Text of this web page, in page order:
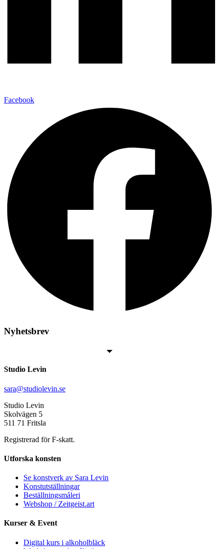
Facebook
Nyhetsbrev
Studio Levin
sara@studiolevin.se
Studio Levin
Skolvägen 5
511 71 Fritsla
Registrerad för F-skatt.
Utforska konsten
Se konstverk av Sara Levin
Konstutställningar
Beställningsmåleri
Webshop / Zeitgeist.art
Kurser & Event
Digital kurs i alkoholbläck